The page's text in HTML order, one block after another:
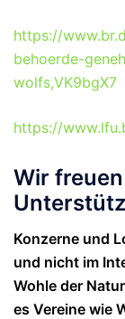
https://
behoerde-
wolfs,VK9bgX7
https://
Wir
Konzerne und
und nicht im
Wohle der
es Vereine wie